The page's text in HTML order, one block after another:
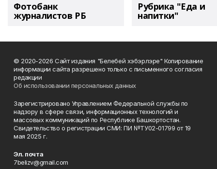
Фотобанк
журналистов РБ
Рубрика "Еда и
напитки"
© 2020-2026 Сайт издания "Белебей хэбэрлэре" Копирование
информации сайта разрешено только с письменного согласия
редакции
Об использовании персональных данных
Зарегистрировано Управлением Федеральной службы по
надзору в сфере связи, информационных технологий и
массовых коммуникаций по Республике Башкортостан.
Свидетельство о регистрации СМИ: ПИ №ТУ02-01799 от 19
мая 2025 г.
Эл. почта
7belizv@gmail.com